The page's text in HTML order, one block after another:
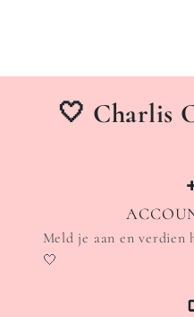
🤍 Charlis
Meld je aan en verdien
🤍